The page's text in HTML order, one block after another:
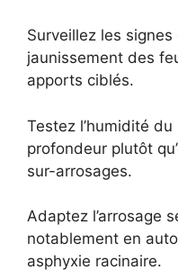
Surveillez les
jaunissement des
apports ciblés.
Testez l’humidité
profondeur plutôt
sur-arrosages.
Adaptez l’arrosage
notablement en
asphyxie racinaire.